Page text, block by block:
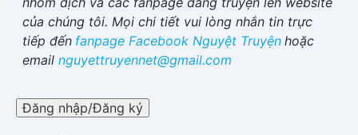
của chúng tôi. Mọi chi tiết vui lòng nhắn tin trực
tiếp đến fanpage Facebook Nguyệt Truyện hoặc
email nguyettruyennet@gmail.com
Đăng nhập/Đăng ký